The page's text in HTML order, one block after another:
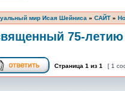
мир Исая Шейниса » САЙТ »
75-
Страница 1 из 1 [ 1